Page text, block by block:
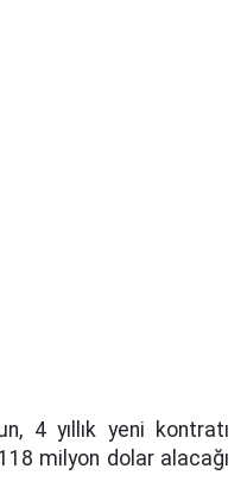
4 yıllık yeni kontratı
milyon dolar alacağı